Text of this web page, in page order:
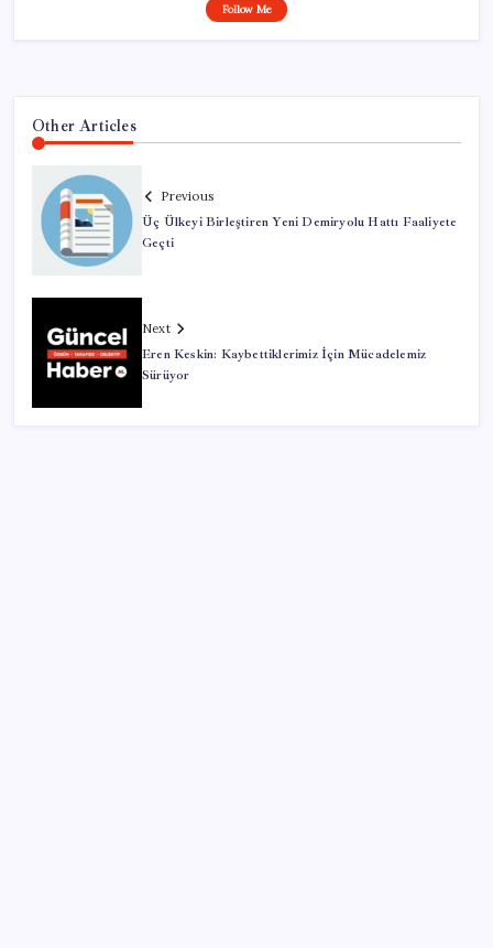
Follow Me
Other Articles
Previous
Üç Ülkeyi Birleştiren Yeni Demiryolu Hattı Faaliyete
Geçti
Next
Eren Keskin: Kaybettiklerimiz İçin Mücadelemiz
Sürüyor